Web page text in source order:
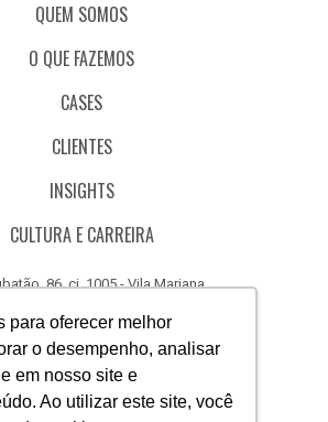
para oferecer melhor
o desempenho, analisar
em nosso site e
Ao utilizar este site, você
QUEM SOMOS
O QUE FAZEMOS
CASES
CLIENTES
INSIGHTS
CULTURA E CARREIRA
86, cj. 1005 - Vila Mariana
CÓDIGO DE ÉTICA
CANAL DE DENÚNCIAS